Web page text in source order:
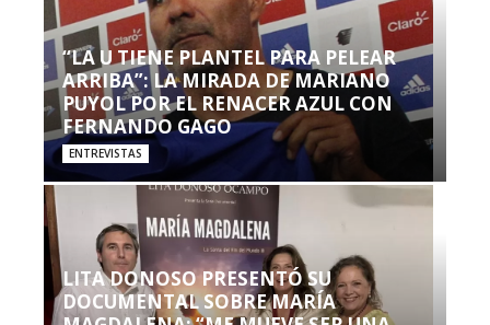
“LA U TIENE PLANTEL PARA PELEAR
ARRIBA”: LA MIRADA DE MARIANO
PUYOL POR EL RENACER AZUL CON
FERNANDO GAGO
ENTREVISTAS
LITA DONOSO PRESENTÓ SU
DOCUMENTAL SOBRE MARÍA